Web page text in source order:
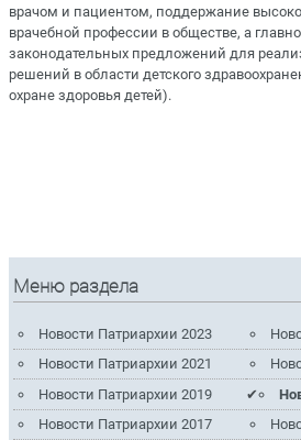
врачом и пациентом, поддержание
врачебной профессии в обществе, а
законодательных предложений для
решений в области детского
охране здоровья детей).
Меню раздела
Новости Патриархии 2023
Новости Патриархии 2021
Новости Патриархии 2019
Новости Патриархии 2017